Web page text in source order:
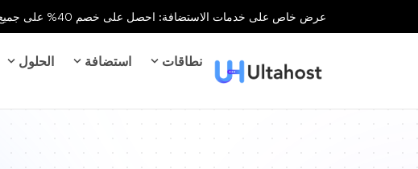
عرض خاص على خدمات الاستضافة: احصل على خصم 40% على جميع خدمات الاستضافة لفترة محدودة!
نطاقات استضافة الحلول